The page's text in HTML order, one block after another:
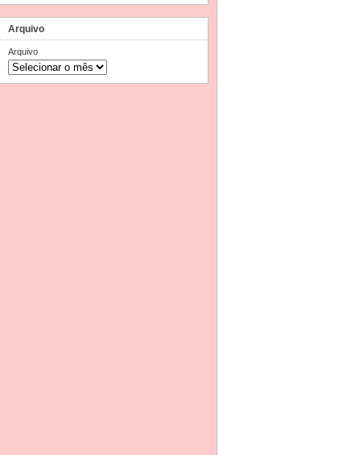
Arquivo
Arquivo